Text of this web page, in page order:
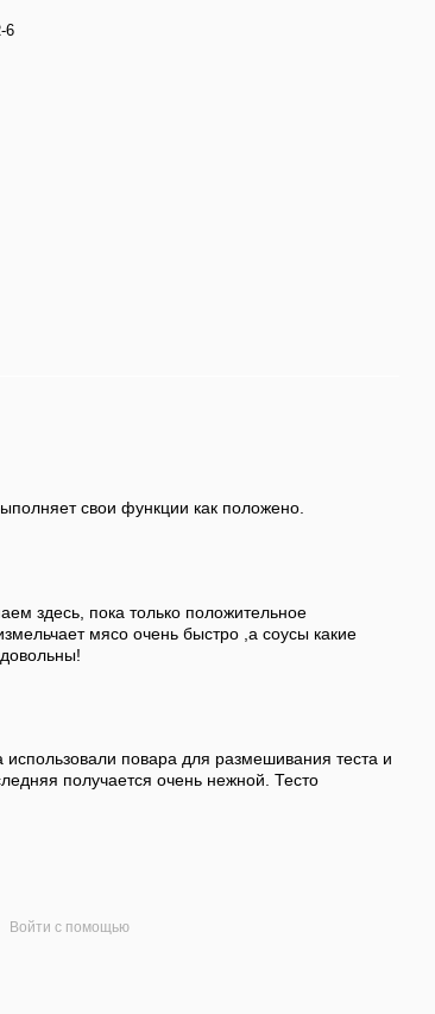
6
свои функции как положено.
здесь, пока только положительное
мясо очень быстро ,а соусы какие
повара для размешивания теста и
получается очень нежной. Тесто
Войти с помощью